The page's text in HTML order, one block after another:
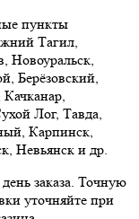
пункты
Тагил,
Новоуральск,
Берёзовский,
Лог, Тавда,
Карпинск,
Невьянск и др.
заказа. Точную
уточняйте при